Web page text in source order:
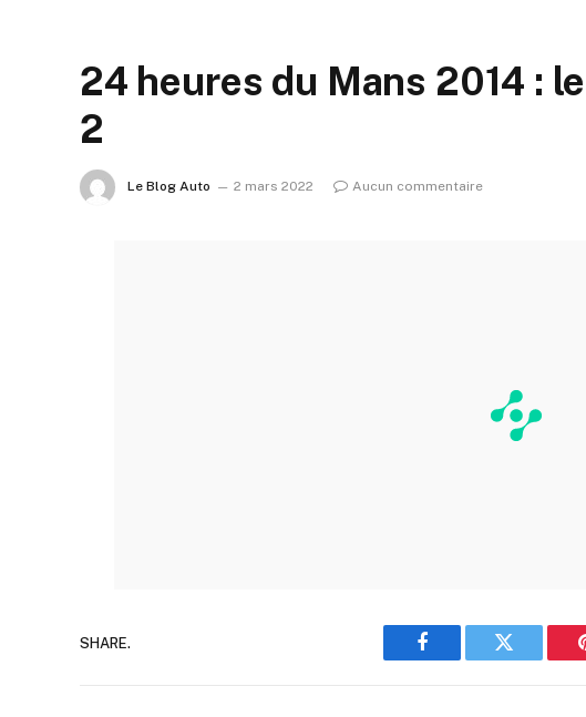
24 heures du Mans 2014 :
2
Le Blog Auto 2 mars 2022 Aucun commentaire
SHARE.
Facebook Twitter